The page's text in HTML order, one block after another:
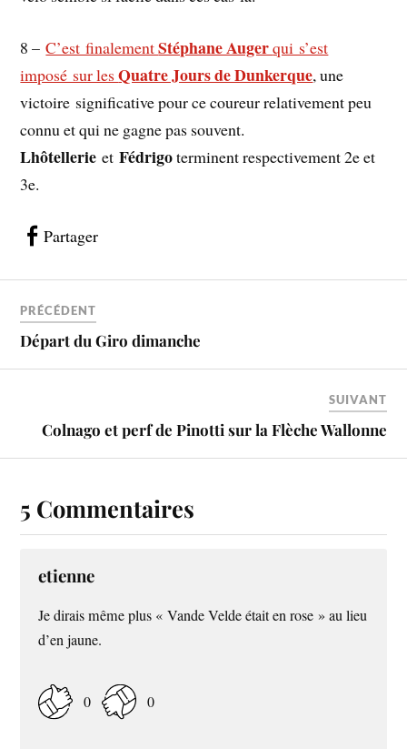
8 –C’est finalementStéphane Augerqui s’est
imposé sur lesQuatre Jours de Dunkerque, une
victoire significative pour ce coureur relativement peu
connu et qui ne gagne pas souvent.
LhôtellerieetFédrigoterminent respectivement 2e et
3e.
Partager
PRÉCÉDENT
Départ du Giro dimanche
SUIVANT
Colnago et perf de Pinotti sur la Flèche Wallonne
5 Commentaires
etienne
Je dirais même plus « Vande Velde était en rose » au lieu
d’en jaune.
0 0